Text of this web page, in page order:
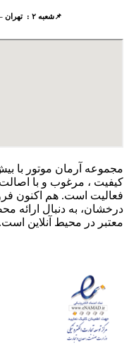
📌شعبه ۲ : تهران – میدان قیام – جنب پل ری – پلاک ۴۱۹
کيفيت ، مرغوب و با
فعاليت است. هم اکنون
درخشان، به دنبال ارائه
معتبر در محيط آنلاين است.